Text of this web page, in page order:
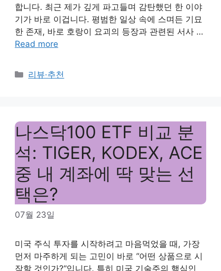
합니다. 최근 제가 깊게 파고들며 감탄했던 한 이야
기가 바로 이겁니다. 평범한 일상 속에 스며든 기묘
한 존재, 바로 호랑이 요괴의 등장과 관련된 서사 …
Read more
Categories
리뷰·추천
나스닥100 ETF 비교 분
석: TIGER, KODEX, ACE
중 내 계좌에 딱 맞는 선
택은?
07월 23일
미국 주식 투자를 시작하려고 마음먹었을 때, 가장
먼저 마주하게 되는 고민이 바로 “어떤 상품으로 시
작할 것인가?”입니다. 특히 미국 기술주의 핵심인